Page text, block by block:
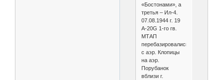
«Бостонами», а
третья – Ил-4.
07.08.1944 г. 19
А-20G 1-го гв.
МТАП
перебазировались
с аэр. Клопицы
на аэр.
Порубанок
вблизи г.